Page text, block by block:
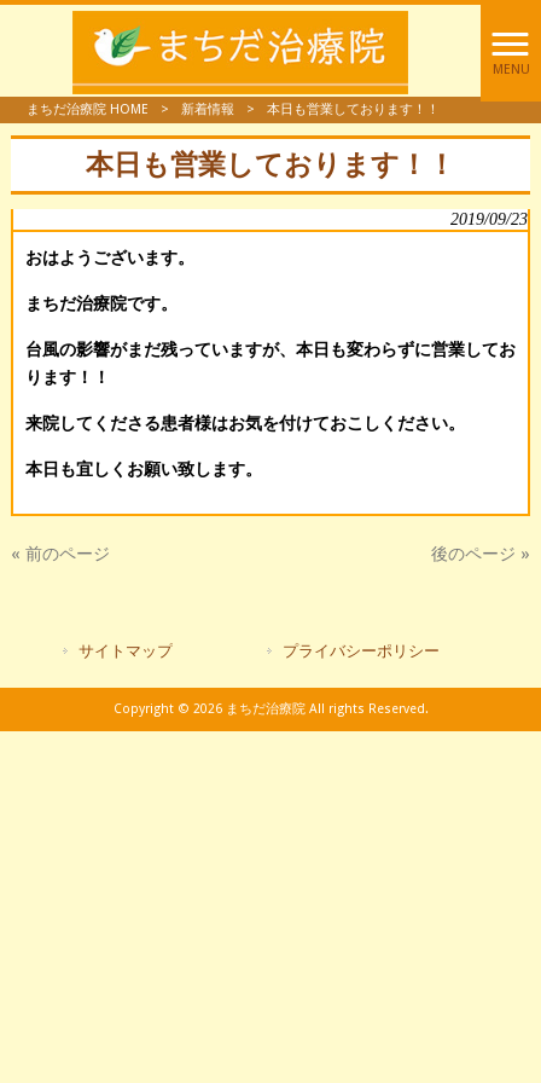
MENU
まちだ治療院 HOME > 新着情報 > 本日も営業しております！！
本日も営業しております！！
2019/09/23
おはようございます。
まちだ治療院です。
台風の影響がまだ残っていますが、本日も変わらずに営業してお
ります！！
来院してくださる患者様はお気を付けておこしください。
本日も宜しくお願い致します。
« 前のページ 後のページ »
サイトマップ プライバシーポリシー
Copyright © 2026 まちだ治療院 All rights Reserved.